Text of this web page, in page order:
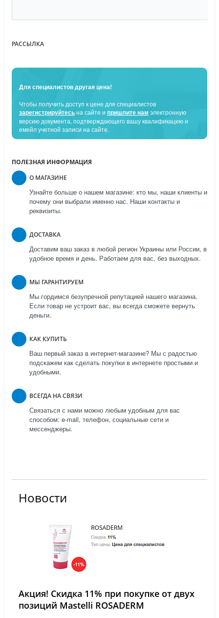
РАССЫЛКА
Для специалистов другая цена!
Чтобы получить доступ к цене для специалистов
зарегистрируйтесьна сайте и пришлите нам электронную
версию документа, подтверждающего вашу квалификацию и
емейл учетной записи на сайте.
ПОЛЕЗНАЯ ИНФОРМАЦИЯ
О МАГАЗИНЕ
Узнайте больше о нашем магазине: кто мы, наши клиенты и
почему они выбрали именно нас. Наши контакты и
реквизиты.
ДОСТАВКА
Доставим ваш заказ в любой регион Украины или России, в
удобное время и день. Работаем для вас, без выходных.
МЫ ГАРАНТИРУЕМ
Мы гордимся безупречной репутацией нашего магазина.
Если товар не устроит вас, вы всегда сможете вернуть
деньги.
КАК КУПИТЬ
Ваш первый заказ в интернет-магазине? Мы с радостью
подскажем как сделать покупки в интернете простыми и
удобными.
ВСЕГДА НА СВЯЗИ
Связаться с нами можно любым удобным для вас
способом: e-mail, телефон, социальные сети и
мессенджеры.
Новости
Акция! Скидка 11% при покупке от двух
позиций Mastelli ROSADERM